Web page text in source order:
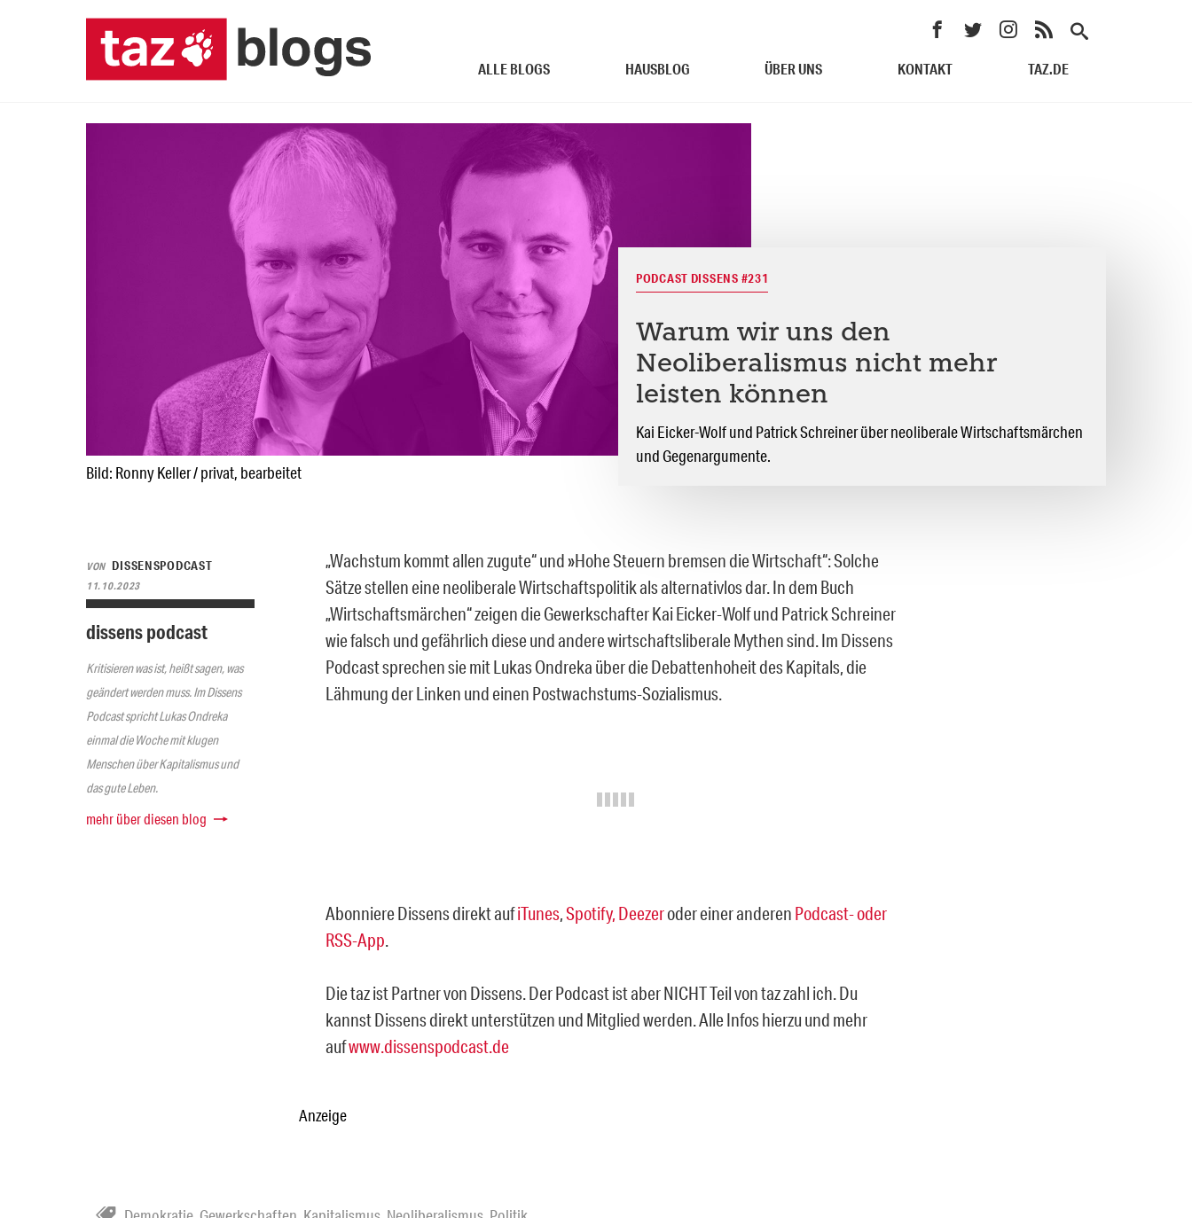
ALLE BLOGS HAUSBLOG ÜBER UNS KONTAKT TAZ.DE
Bild: Ronny Keller / privat, bearbeitet
PODCAST DISSENS #231
Warum wir uns den
Neoliberalismus nicht mehr
leisten können
Kai Eicker-Wolf und Patrick Schreiner über neoliberale Wirtschaftsmärchen
und Gegenargumente.
VON DISSENSPODCAST
11.10.2023
dissens podcast
Kritisieren was ist, heißt sagen, was
geändert werden muss. Im Dissens
Podcast spricht Lukas Ondreka
einmal die Woche mit klugen
Menschen über Kapitalismus und
das gute Leben.
mehr über diesen blog
„Wachstum kommt allen zugute“ und »Hohe Steuern bremsen die Wirtschaft“: Solche
Sätze stellen eine neoliberale Wirtschaftspolitik als alternativlos dar. In dem Buch
„Wirtschaftsmärchen“ zeigen die Gewerkschafter Kai Eicker-Wolf und Patrick Schreiner
wie falsch und gefährlich diese und andere wirtschaftsliberale Mythen sind. Im Dissens
Podcast sprechen sie mit Lukas Ondreka über die Debattenhoheit des Kapitals, die
Lähmung der Linken und einen Postwachstums-Sozialismus.
Abonniere Dissens direkt aufiTunes,Spotify, Deezeroder einer anderen Podcast- oder
RSS-App.
Die taz ist Partner von Dissens. Der Podcast ist aber NICHT Teil von taz zahl ich. Du
kannst Dissens direkt unterstützen und Mitglied werden. Alle Infos hierzu und mehr
aufwww.dissenspodcast.de
Anzeige